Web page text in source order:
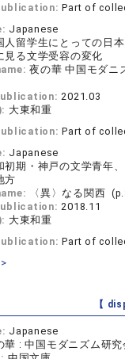
Part of
Japanese
人留学生にとっての日
見る文学受容の変化
夜の華 中国モダニ
2021.03
大東和重
Part of
Japanese
初期・神戸の文学青年
方
〈異〉なる関西
2018.11
大東和重
Part of
【
Japanese
華 : 中国モダニズム研究